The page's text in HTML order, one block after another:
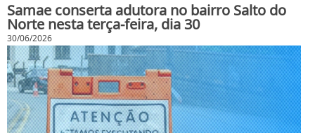
Samae conserta adutora no bairro Salto do
Norte nesta terça-feira, dia 30
30/06/2026